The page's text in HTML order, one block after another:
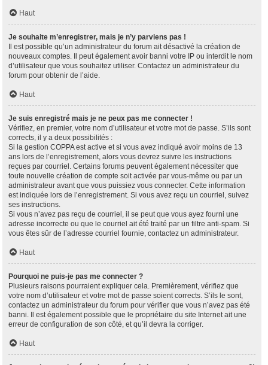
Haut
Je souhaite m’enregistrer, mais je n’y parviens pas !
Il est possible qu’un administrateur du forum ait désactivé la création de
nouveaux comptes. Il peut également avoir banni votre IP ou interdit le nom
d’utilisateur que vous souhaitez utiliser. Contactez un administrateur du
forum pour obtenir de l’aide.
Haut
Je suis enregistré mais je ne peux pas me connecter !
Vérifiez, en premier, votre nom d’utilisateur et votre mot de passe. S’ils sont
corrects, il y a deux possibilités :
Si la gestion COPPA est active et si vous avez indiqué avoir moins de 13
ans lors de l’enregistrement, alors vous devrez suivre les instructions
reçues par courriel. Certains forums peuvent également nécessiter que
toute nouvelle création de compte soit activée par vous-même ou par un
administrateur avant que vous puissiez vous connecter. Cette information
est indiquée lors de l’enregistrement. Si vous avez reçu un courriel, suivez
ses instructions.
Si vous n’avez pas reçu de courriel, il se peut que vous ayez fourni une
adresse incorrecte ou que le courriel ait été traité par un filtre anti-spam. Si
vous êtes sûr de l’adresse courriel fournie, contactez un administrateur.
Haut
Pourquoi ne puis-je pas me connecter ?
Plusieurs raisons pourraient expliquer cela. Premièrement, vérifiez que
votre nom d’utilisateur et votre mot de passe soient corrects. S’ils le sont,
contactez un administrateur du forum pour vérifier que vous n’avez pas été
banni. Il est également possible que le propriétaire du site Internet ait une
erreur de configuration de son côté, et qu’il devra la corriger.
Haut